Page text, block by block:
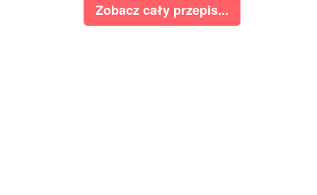
Zobacz cały przepis...